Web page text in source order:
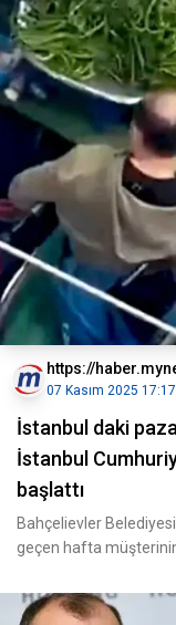
https://
07 Kasım 2025 17:17
İstanbul daki
İstanbul
başlattı
Bahçelievler
geçen hafta